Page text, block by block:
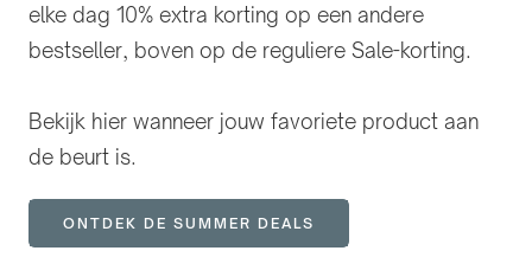
elke dag 10% extra korting op een andere
bestseller, boven op de reguliere Sale-korting.
Bekijk hier wanneer jouw favoriete product aan
de beurt is.
ONTDEK DE SUMMER DEALS